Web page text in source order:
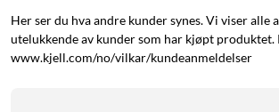
Holder for smarttelefon
Her ser du hva andre kunder synes. Vi viser
utelukkende av kunder som har kjøpt
www.kjell.com/no/vilkar/kundeanmeldelser